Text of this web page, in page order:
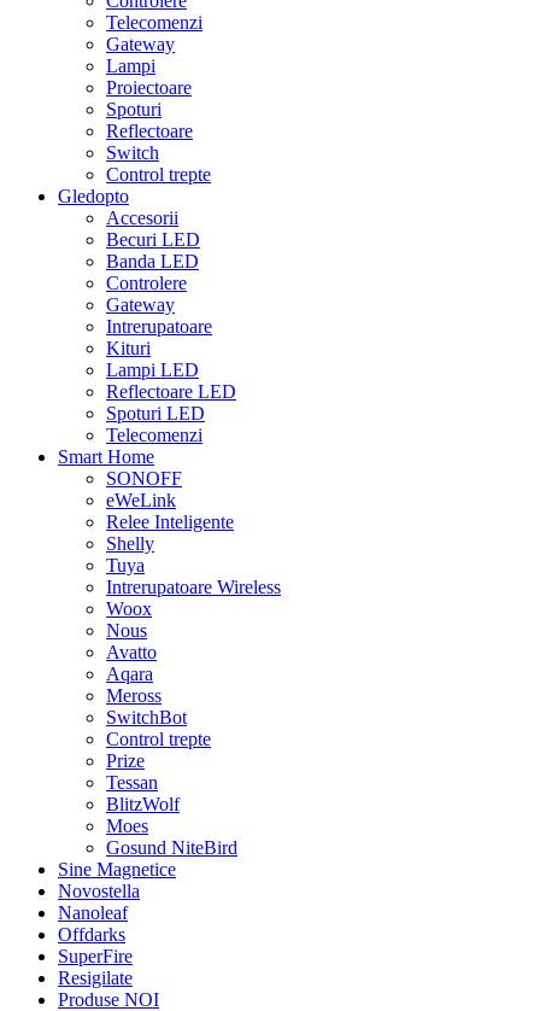
Telecomenzi
Gateway
Lampi
Proiectoare
Spoturi
Reflectoare
Switch
Control trepte
Gledopto
Accesorii
Becuri LED
Banda LED
Controlere
Gateway
Intrerupatoare
Kituri
Lampi LED
Reflectoare LED
Spoturi LED
Telecomenzi
Smart Home
SONOFF
eWeLink
Relee Inteligente
Shelly
Tuya
Intrerupatoare Wireless
Woox
Nous
Avatto
Aqara
Meross
SwitchBot
Control trepte
Prize
Tessan
BlitzWolf
Moes
Gosund NiteBird
Sine Magnetice
Novostella
Nanoleaf
Offdarks
SuperFire
Resigilate
Produse NOI